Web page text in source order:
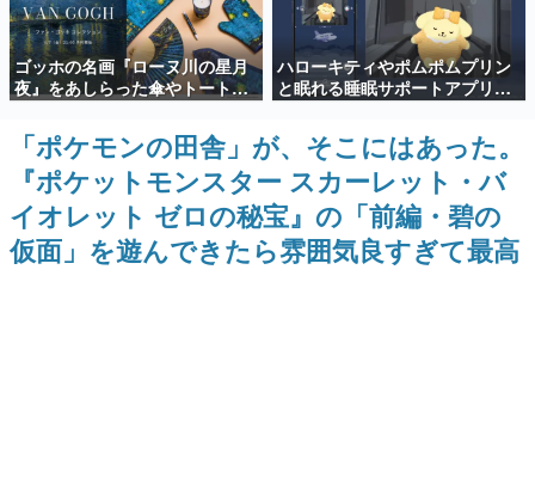
新世代に訊く
これからのデジタルゲーム市場を担う若きクリエイター達
の姿を追い、彼らのルーツと情熱を探っていきます。
ゲーム世代の作家たち
ゲームに多大な影響を受けた作家さんに取材し、ゲームが
日本のコンテンツ産業やカルチャーに与えた影響を探る企
画です。
日本モバイルゲーム産業史
日本のモバイルゲーム史における主要なトピック・タイト
ゴッホの名画『ローヌ川の星月
夜』をあしらった傘やトートバ
ッグなどが登場。8月7日21時よ
り2日間限定で予約販売
ハローキティやポムポムプリン
と眠れる睡眠サポートアプリ
『ゆめたび』が配信中。キャラ
ごとのASMRや目覚ましアラー
ムも搭載
「ポケモンの田舎」が、そこにはあった。
『ポケットモンスター スカーレット・バ
イオレット ゼロの秘宝』の「前編・碧の
仮面」を遊んできたら雰囲気良すぎて最高